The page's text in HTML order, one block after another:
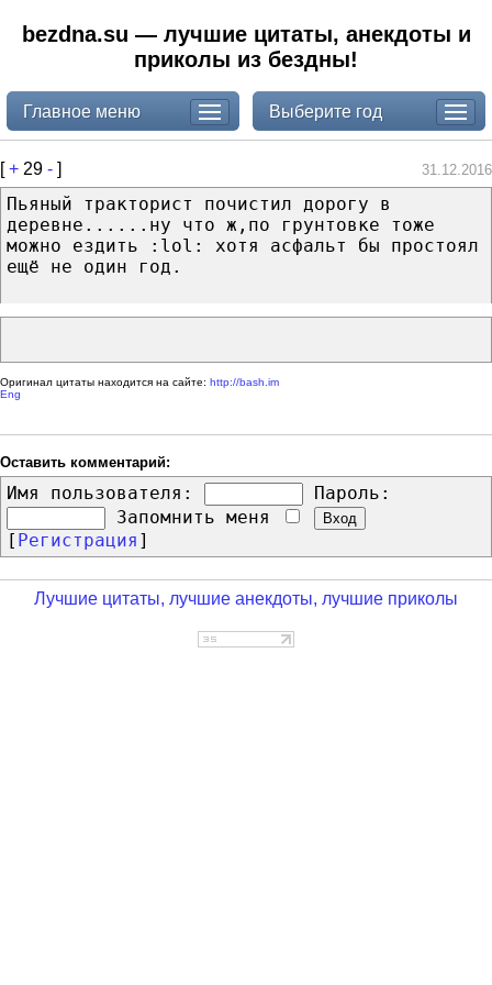
bezdna.su — лучшие цитаты, анекдоты и
приколы из бездны!
Главное меню Выберите год
[+ 29 - ] 31.12.2016
Пьяный тракторист почистил дорогу в
деревне......ну что ж,по грунтовке тоже
можно ездить :lol: хотя асфальт бы простоял
ещё не один год.
Оригинал цитаты находится на сайте: http://bash.im
Eng
Оставить комментарий:
Имя пользователя:
Пароль:
Запомнить меня
[ Регистрация ]
Лучшие цитаты, лучшие анекдоты, лучшие приколы